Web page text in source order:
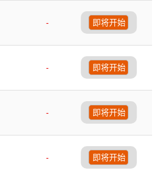
-
即将开始
-
即将开始
-
即将开始
-
即将开始